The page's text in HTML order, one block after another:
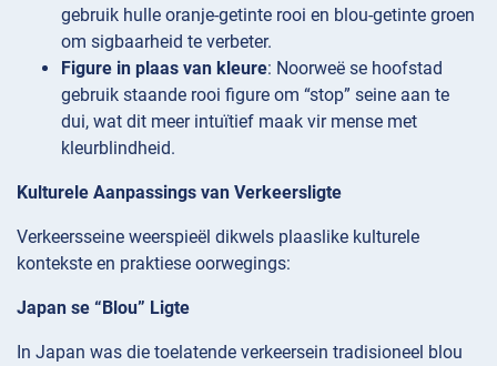
gebruik hulle oranje-getinte rooi en blou-getinte groen
om sigbaarheid te verbeter.
Figure in plaas van kleure: Noorweë se hoofstad
gebruik staande rooi figure om “stop” seine aan te
dui, wat dit meer intuïtief maak vir mense met
kleurblindheid.
Kulturele Aanpassings van Verkeersligte
Verkeersseine weerspieël dikwels plaaslike kulturele
kontekste en praktiese oorwegings:
Japan se “Blou” Ligte
In Japan was die toelatende verkeersein tradisioneel blou